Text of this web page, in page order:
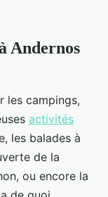
Andernos
les campings,
activités
les balades à
de la
ou encore la